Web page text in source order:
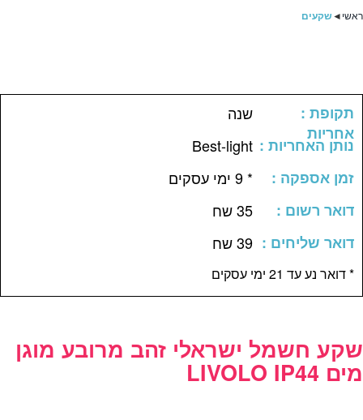
ראשי◄שקעים
: תקופת
אחריות
שנה
: נותן האחריות
Best-light
: זמן אספקה
* 9 ימי עסקים
: דואר רשום
35 שח
: דואר שליחים
39 שח
דואר נע עד 21 ימי עסקים *
שקע חשמל ישראלי זהב מרובע מוגן
מים LIVOLO IP44